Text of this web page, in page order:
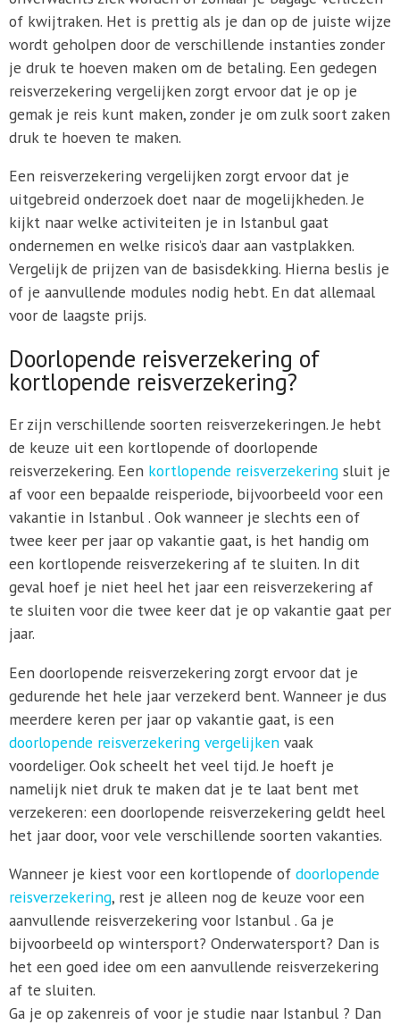
of kwijtraken. Het is prettig als je dan op de juiste wijze
wordt geholpen door de verschillende instanties zonder
je druk te hoeven maken om de betaling. Een gedegen
reisverzekering vergelijken zorgt ervoor dat je op je
gemak je reis kunt maken, zonder je om zulk soort zaken
druk te hoeven te maken.
Een reisverzekering vergelijken zorgt ervoor dat je
uitgebreid onderzoek doet naar de mogelijkheden. Je
kijkt naar welke activiteiten je in Istanbul gaat
ondernemen en welke risico’s daar aan vastplakken.
Vergelijk de prijzen van de basisdekking. Hierna beslis je
of je aanvullende modules nodig hebt. En dat allemaal
voor de laagste prijs.
Doorlopende reisverzekering of
kortlopende reisverzekering?
Er zijn verschillende soorten reisverzekeringen. Je hebt
de keuze uit een kortlopende of doorlopende
reisverzekering. Een kortlopende reisverzekeringsluit je
af voor een bepaalde reisperiode, bijvoorbeeld voor een
vakantie in Istanbul . Ook wanneer je slechts een of
twee keer per jaar op vakantie gaat, is het handig om
een kortlopende reisverzekering af te sluiten. In dit
geval hoef je niet heel het jaar een reisverzekering af
te sluiten voor die twee keer dat je op vakantie gaat per
jaar.
Een doorlopende reisverzekering zorgt ervoor dat je
gedurende het hele jaar verzekerd bent. Wanneer je dus
meerdere keren per jaar op vakantie gaat, is een
doorlopende reisverzekering vergelijkenvaak
voordeliger. Ook scheelt het veel tijd. Je hoeft je
namelijk niet druk te maken dat je te laat bent met
verzekeren: een doorlopende reisverzekering geldt heel
het jaar door, voor vele verschillende soorten vakanties.
Wanneer je kiest voor een kortlopende of doorlopende
reisverzekering, rest je alleen nog de keuze voor een
aanvullende reisverzekering voor Istanbul . Ga je
bijvoorbeeld op wintersport? Onderwatersport? Dan is
het een goed idee om een aanvullende reisverzekering
af te sluiten.
Ga je op zakenreis of voor je studie naar Istanbul ? Dan